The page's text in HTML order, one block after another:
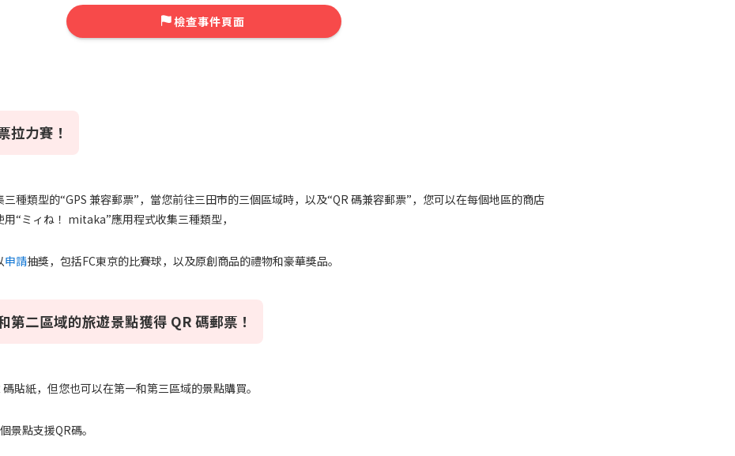
檢查事件頁面
拉力賽！
種類型的“GPS 兼容郵票”，當您前往三田市的三個區域時，以及“QR 碼兼容郵票”，您可以在每個地區的商店
用“ミィね！ mitaka”應用程式收集三種類型，
申請抽獎，包括FC東京的比賽球，以及原創商品的禮物和豪華獎品。
第二區域的旅遊景點獲得 QR 碼郵票！
貼紙，但您也可以在第一和第三區域的景點購買。
景點支援QR碼。